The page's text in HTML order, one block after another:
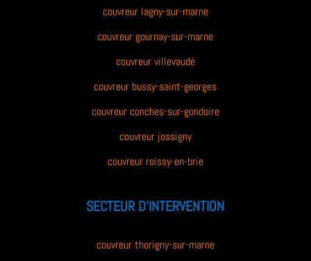
couvreur lagny-sur-marne
couvreur gournay-sur-marne
couvreur villevaudé
couvreur bussy-saint-georges
couvreur conches-sur-gondoire
couvreur jossigny
couvreur roissy-en-brie
SECTEUR D’INTERVENTION
couvreur thorigny-sur-marne